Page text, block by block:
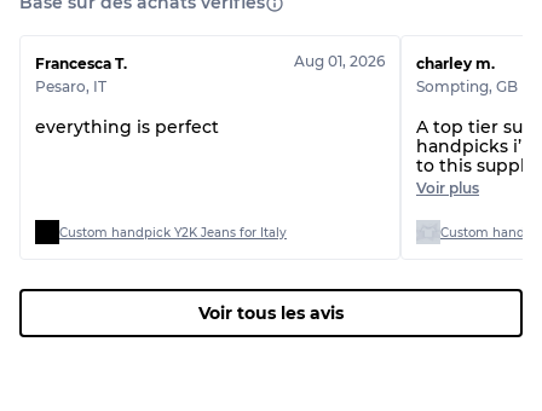
Francesca T.
Pesaro, IT
Aug 01, 2026
everything is perfect
Custom handpick Y2K Jeans for Italy
charley m.
Sompting, GB
A top tier
handpicks i’ll
to this
thanks!
Voir plus
Voir tous les avis